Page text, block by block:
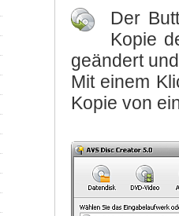
Der
Kopie
geändert
Mit einem
Kopie von